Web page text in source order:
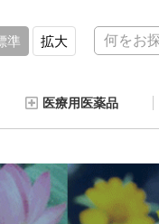
準 拡大
医療用医薬品